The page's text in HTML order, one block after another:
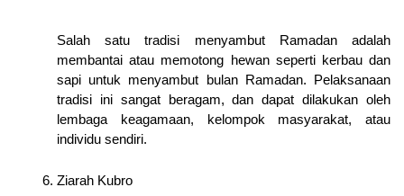
Salah satu tradisi menyambut Ramadan adalah
membantai atau memotong hewan seperti kerbau dan
sapi untuk menyambut bulan Ramadan. Pelaksanaan
tradisi ini sangat beragam, dan dapat dilakukan oleh
lembaga keagamaan, kelompok masyarakat, atau
individu sendiri.
Ziarah Kubro